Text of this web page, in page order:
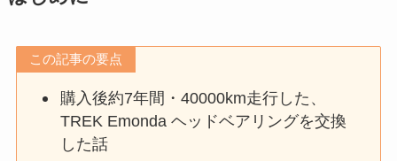
この記事の要点
購入後約7年間・40000km走行した、
TREK Emonda ヘッドベアリングを交換
した話